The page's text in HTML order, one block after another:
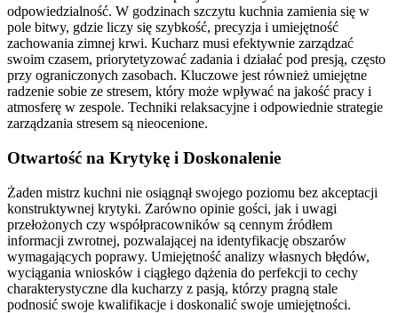
odpowiedzialność. W godzinach szczytu kuchnia zamienia się w
pole bitwy, gdzie liczy się szybkość, precyzja i umiejętność
zachowania zimnej krwi. Kucharz musi efektywnie zarządzać
swoim czasem, priorytetyzować zadania i działać pod presją, często
przy ograniczonych zasobach. Kluczowe jest również umiejętne
radzenie sobie ze stresem, który może wpływać na jakość pracy i
atmosferę w zespole. Techniki relaksacyjne i odpowiednie strategie
zarządzania stresem są nieocenione.
Otwartość na Krytykę i Doskonalenie
Żaden mistrz kuchni nie osiągnął swojego poziomu bez akceptacji
konstruktywnej krytyki. Zarówno opinie gości, jak i uwagi
przełożonych czy współpracowników są cennym źródłem
informacji zwrotnej, pozwalającej na identyfikację obszarów
wymagających poprawy. Umiejętność analizy własnych błędów,
wyciągania wniosków i ciągłego dążenia do perfekcji to cechy
charakterystyczne dla kucharzy z pasją, którzy pragną stale
podnosić swoje kwalifikacje i doskonalić swoje umiejętności.